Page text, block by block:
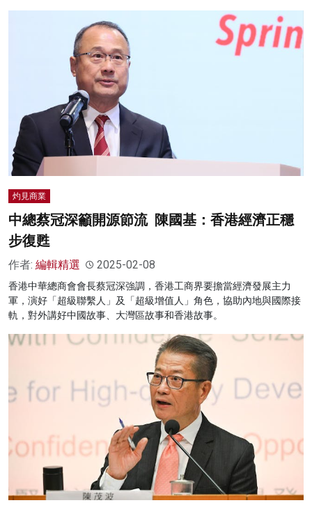
灼見商業
中總蔡冠深籲開源節流 陳國基：香港經濟正穩
步復甦
作者: 編輯精選 2025-02-08
香港中華總商會會長蔡冠深強調，香港工商界要擔當經濟發展主力
軍，演好「超級聯繫人」及「超級增值人」角色，協助內地與國際接
軌，對外講好中國故事、大灣區故事和香港故事。